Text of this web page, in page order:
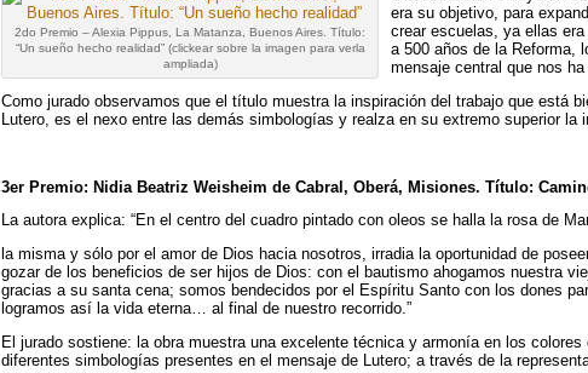
2do Premio – Alexia Pippus, La Matanza, Buenos Aires. Título:
“Un sueño hecho realidad” (clickear sobre la imagen para verla
ampliada)
era su objetivo, para
crear escuelas, ya ellas
a 500 años de la Reforma,
mensaje central que nos
Como jurado observamos que el título muestra la inspiración del trabajo que está
Lutero, es el nexo entre las demás simbologías y realza en su extremo superior la
3er Premio: Nidia Beatriz Weisheim de Cabral, Oberá, Misiones. Título:
La autora explica: “En el centro del cuadro pintado con oleos se halla la rosa de
la misma y sólo por el amor de Dios hacia nosotros, irradia la oportunidad de
gozar de los beneficios de ser hijos de Dios: con el bautismo ahogamos nuestra
gracias a su santa cena; somos bendecidos por el Espíritu Santo con los dones
logramos así la vida eterna… al final de nuestro recorrido.”
El jurado sostiene: la obra muestra una excelente técnica y armonía en los
diferentes simbologías presentes en el mensaje de Lutero; a través de la